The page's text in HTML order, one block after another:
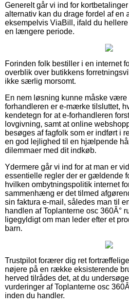
Generelt går vi ind for
alternativ kan du drage fordel af en
eksempelvis ViaBill, ifald du
en længere periode.
Forinden folk bestiller i en internet
overblik over butikkens
ikke særlig morsomt.
En nem løsning kunne måske være
forhandleren er e-mærke tilsluttet,
kendetegn for at e-forhandleren
lovgivning, samt at online
besøges af fagfolk som er indført i
en god lejlighed til en hjælpende
dilemmaer med dit indkøb.
Ydermere går vi ind for at man er
essentielle regler der er gældende
hvilken ombytningspolitik internet
sammenhæng er det tilmed
sin faktura e-mail, således man til
handlen af Toplanterne osc 360Â°
ligegyldigt om man leder efter et
barn.
Trustpilot forærer dig ret
nøjere på en række eksisterende
herved tilrådes det, at du
vurderinger af Toplanterne osc
inden du handler.